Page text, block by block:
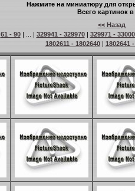
Нажмите на миниатюру для
Всего картинок в
<< Назад
61 - 90| ... | 329941 - 329970| 329971 -
1802611 - 1802640| 1802641